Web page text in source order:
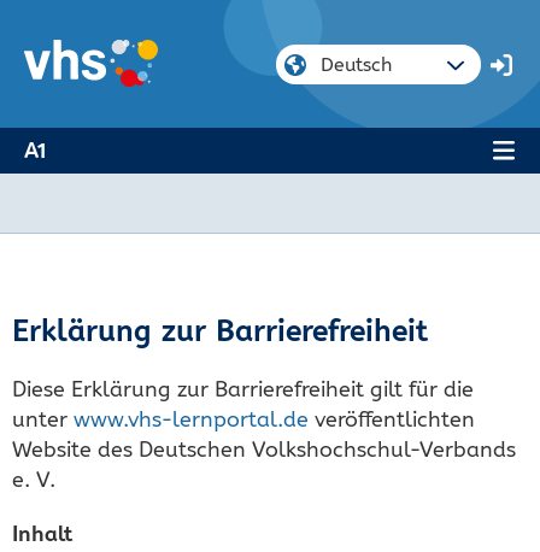
A1
Erklärung zur Barrierefreiheit
Diese Erklärung zur Barrierefreiheit gilt für die
unter www.vhs-lernportal.de veröffentlichten
Website des Deutschen Volkshochschul-Verbands
e. V.
Inhalt